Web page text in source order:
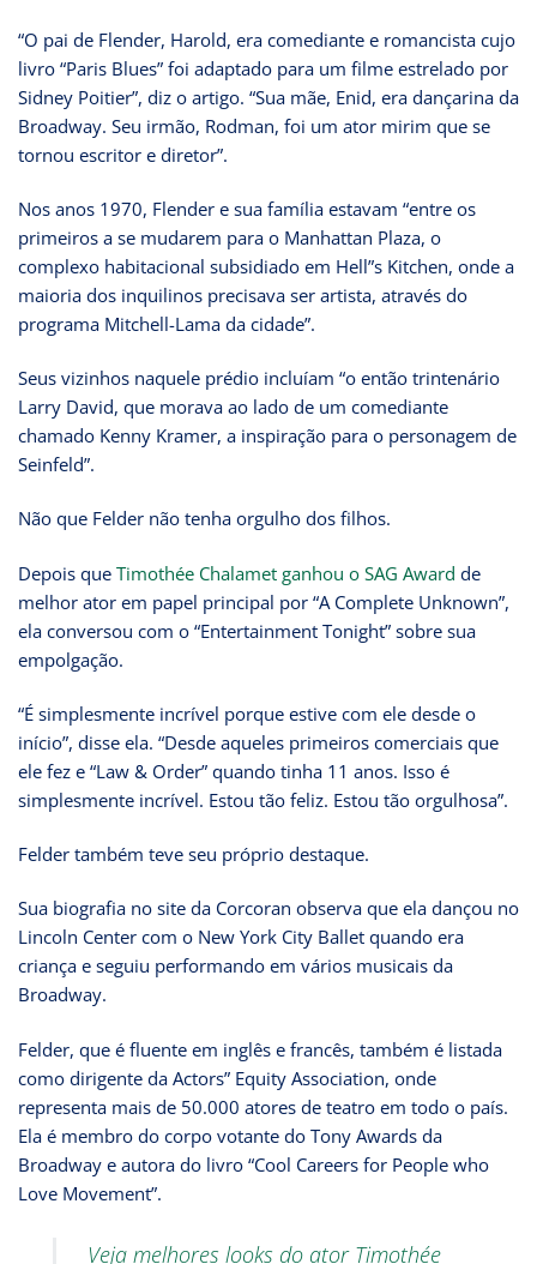
“O pai de Flender, Harold, era comediante e romancista cujo
livro “Paris Blues” foi adaptado para um filme estrelado por
Sidney Poitier”, diz o artigo. “Sua mãe, Enid, era dançarina da
Broadway. Seu irmão, Rodman, foi um ator mirim que se
tornou escritor e diretor”.
Nos anos 1970, Flender e sua família estavam “entre os
primeiros a se mudarem para o Manhattan Plaza, o
complexo habitacional subsidiado em Hell”s Kitchen, onde a
maioria dos inquilinos precisava ser artista, através do
programa Mitchell-Lama da cidade”.
Seus vizinhos naquele prédio incluíam “o então trintenário
Larry David, que morava ao lado de um comediante
chamado Kenny Kramer, a inspiração para o personagem de
Seinfeld”.
Não que Felder não tenha orgulho dos filhos.
Depois que Timothée Chalamet ganhou o SAG Award de
melhor ator em papel principal por “A Complete Unknown”,
ela conversou com o “Entertainment Tonight” sobre sua
empolgação.
“É simplesmente incrível porque estive com ele desde o
início”, disse ela. “Desde aqueles primeiros comerciais que
ele fez e “Law & Order” quando tinha 11 anos. Isso é
simplesmente incrível. Estou tão feliz. Estou tão orgulhosa”.
Felder também teve seu próprio destaque.
Sua biografia no site da Corcoran observa que ela dançou no
Lincoln Center com o New York City Ballet quando era
criança e seguiu performando em vários musicais da
Broadway.
Felder, que é fluente em inglês e francês, também é listada
como dirigente da Actors” Equity Association, onde
representa mais de 50.000 atores de teatro em todo o país.
Ela é membro do corpo votante do Tony Awards da
Broadway e autora do livro “Cool Careers for People who
Love Movement”.
Veja melhores looks do ator Timothée